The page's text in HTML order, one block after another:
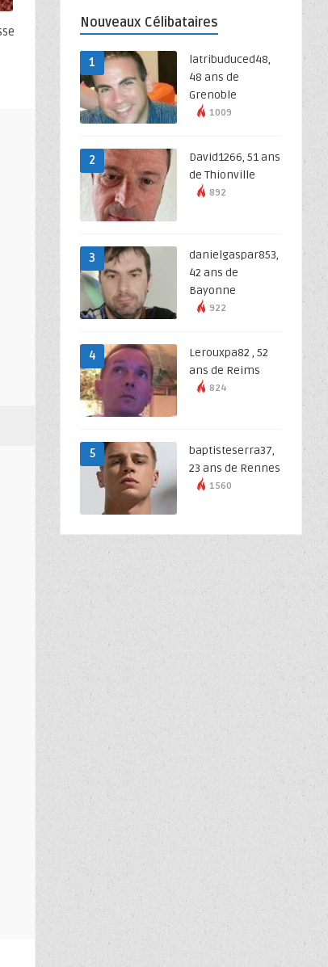
Nouveaux Célibataires
1
latribuduced48,
48 ans de
Grenoble
1009
2
David1266, 51 ans
de Thionville
892
3
danielgaspar853,
42 ans de
Bayonne
922
4
Lerouxpa82 , 52
ans de Reims
824
5
baptisteserra37,
23 ans de Rennes
1560